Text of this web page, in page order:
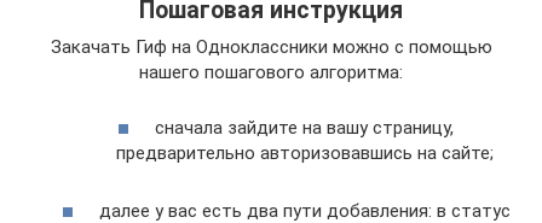
Пошаговая инструкция
Закачать Гиф на Одноклассники можно с помощью
нашего пошагового алгоритма:
сначала зайдите на вашу страницу,
предварительно авторизовавшись на сайте;
далее у вас есть два пути добавления: в статус